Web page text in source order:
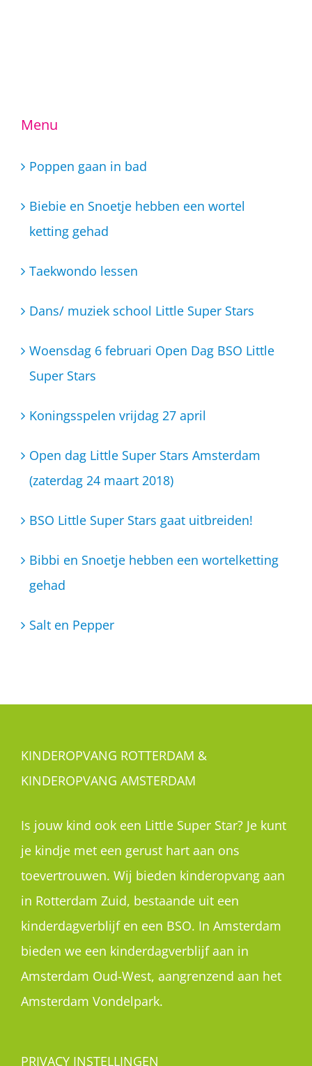
Menu
Poppen gaan in bad
Biebie en Snoetje hebben een wortel
ketting gehad
Taekwondo lessen
Dans/ muziek school Little Super Stars
Woensdag 6 februari Open Dag BSO Little
Super Stars
Koningsspelen vrijdag 27 april
Open dag Little Super Stars Amsterdam
(zaterdag 24 maart 2018)
BSO Little Super Stars gaat uitbreiden!
Bibbi en Snoetje hebben een wortelketting
gehad
Salt en Pepper
KINDEROPVANG ROTTERDAM &
KINDEROPVANG AMSTERDAM
Is jouw kind ook een Little Super Star? Je kunt
je kindje met een gerust hart aan ons
toevertrouwen. Wij bieden kinderopvang aan
in Rotterdam Zuid, bestaande uit een
kinderdagverblijf en een BSO. In Amsterdam
bieden we een kinderdagverblijf aan in
Amsterdam Oud-West, aangrenzend aan het
Amsterdam Vondelpark.
PRIVACY INSTELLINGEN